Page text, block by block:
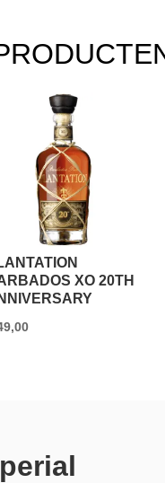
XO 20TH